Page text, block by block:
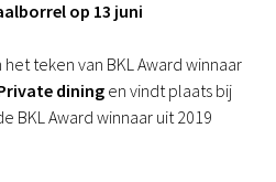
op 13 juni
teken van BKL Award winnaar
dining en vindt plaats bij
BKL Award winnaar uit 2019